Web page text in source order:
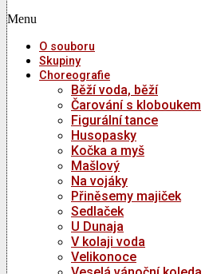
Menu
O souboru
Skupiny
Choreografie
Běží voda, běží
Čarování s kloboukem
Figurální tance
Husopasky
Kočka a myš
Mašlový
Na vojáky
Přiněsemy majiček
Sedlaček
U Dunaja
V kolaji voda
Velikonoce